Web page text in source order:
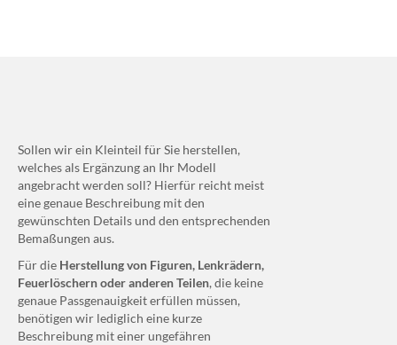
Sollen wir ein Kleinteil für Sie herstellen,
welches als Ergänzung an Ihr Modell
angebracht werden soll? Hierfür reicht meist
eine genaue Beschreibung mit den
gewünschten Details und den entsprechenden
Bemaßungen aus.
Für die Herstellung von Figuren, Lenkrädern,
Feuerlöschern oder anderen Teilen, die keine
genaue Passgenauigkeit erfüllen müssen,
benötigen wir lediglich eine kurze
Beschreibung mit einer ungefähren